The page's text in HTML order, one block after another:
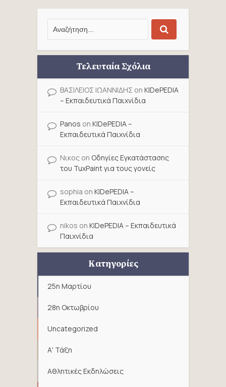
Τελευταία Σχόλια
ΒΑΣΙΛΕΙΟΣ ΙΩΑΝΝΙΔΗΣ on KIDePEDIA
– Εκπαιδευτικά Παιχνίδια
Panos on KIDePEDIA –
Εκπαιδευτικά Παιχνίδια
Νικος on Οδηγίες Εγκατάστασης
του TuxPaint για τους γονείς
sophia on KIDePEDIA –
Εκπαιδευτικά Παιχνίδια
nikos on KIDePEDIA – Εκπαιδευτικά
Παιχνίδια
Κατηγορίες
25η Μαρτίου
28η Οκτωβρίου
Uncategorized
Α' Τάξη
Αθλητικές Εκδηλώσεις